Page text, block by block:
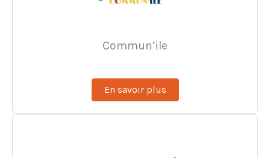
Commun’ile
En savoir plus